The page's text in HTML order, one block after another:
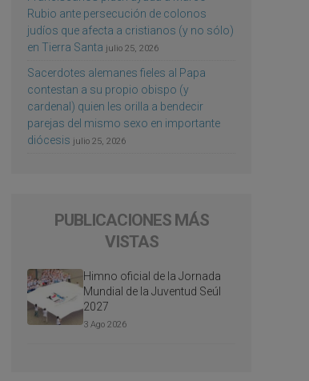
Rubio ante persecución de colonos
judíos que afecta a cristianos (y no sólo)
en Tierra Santa julio 25, 2026
Sacerdotes alemanes fieles al Papa
contestan a su propio obispo (y
cardenal) quien les orilla a bendecir
parejas del mismo sexo en importante
diócesis julio 25, 2026
PUBLICACIONES MÁS
VISTAS
Himno oficial de la Jornada
Mundial de la Juventud Seúl
2027
3 Ago 2026